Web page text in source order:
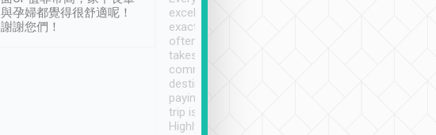
與孕婦都覺得很舒適呢！
謝謝您們！
excellent and arrives
exactly on time. As there is
often limited English it
takes the difficulty out of
communicating the
destination details and
paying online prior to the
trip is very convenient.
Highly recommended